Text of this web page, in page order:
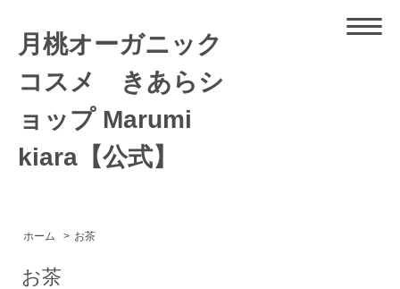
月桃オーガニック
コスメ きあらシ
ョップ Marumi
kiara【公式】
ホーム > お茶
お茶